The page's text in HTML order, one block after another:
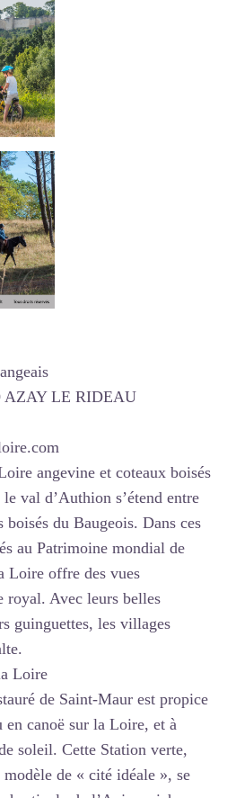
AZAY LE RIDEAU
angevine et coteaux boisés
val d’Authion s’étend entre
du Baugeois. Dans ces
au Patrimoine mondial de
Loire offre des vues
royal. Avec leurs belles
guinguettes, les villages
Loire
de Saint-Maur est propice
en canoë sur la Loire, et à
soleil. Cette Station verte,
de « cité idéale », se